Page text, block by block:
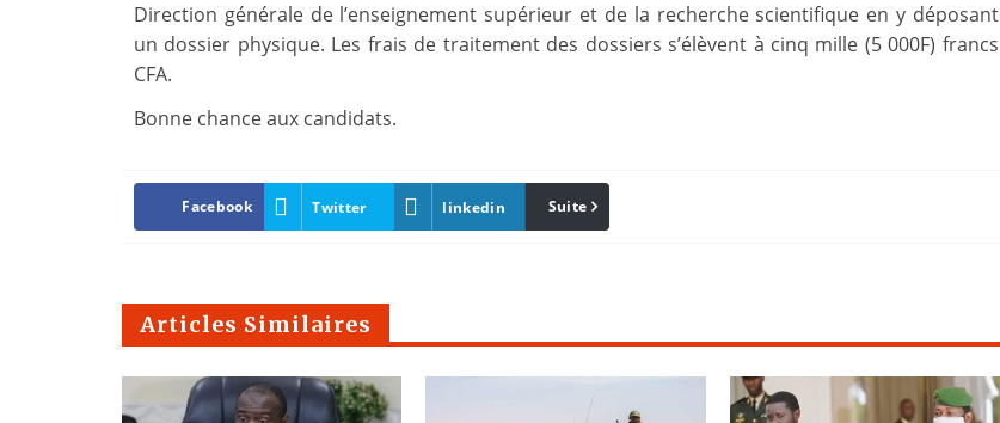
Direction générale de l’enseignement supérieur et de la recherche scientifique en y déposant
un dossier physique. Les frais de traitement des dossiers s’élèvent à cinq mille (5 000F) francs
CFA.
Bonne chance aux candidats.
Facebook Twitter linkedin Pinterest
Suite
Articles Similaires